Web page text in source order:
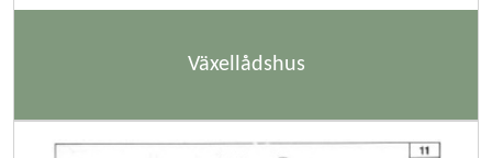
Växellådshus